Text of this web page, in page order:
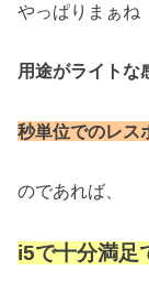
やっぱりまぁね
用途がライトな
秒単位でのレス
のであれば、
i5で十分満足